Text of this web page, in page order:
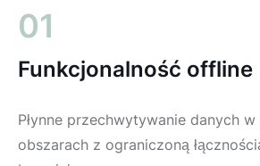
01
Funkcjonalność offline
Płynne przechwytywanie danych w
obszarach z ograniczoną